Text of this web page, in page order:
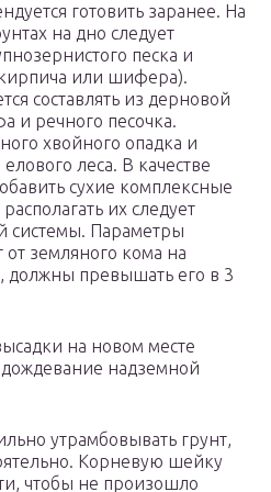
готовить заранее. На
на дно следует
песка и
или шифера).
составлять из дерновой
и речного песочка.
хвойного опадка и
леса. В качестве
сухие комплексные
их следует
системы. Параметры
от земляного кома на
должны превышать его в 3
на новом месте
надземной
утрамбовывать грунт,
Корневую шейку
чтобы не произошло